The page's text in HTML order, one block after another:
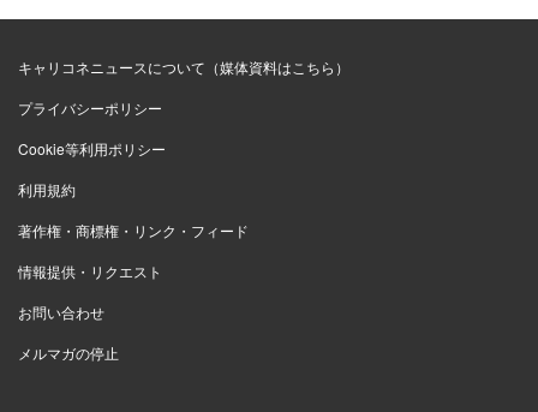
キャリコネニュースについて（媒体資料はこちら）
プライバシーポリシー
Cookie等利用ポリシー
利用規約
著作権・商標権・リンク・フィード
情報提供・リクエスト
お問い合わせ
メルマガの停止